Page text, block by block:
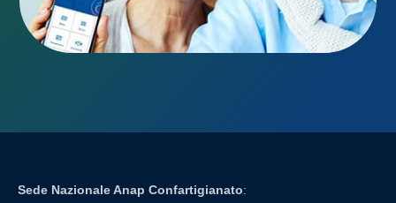
Sede Nazionale Anap Confartigianato: